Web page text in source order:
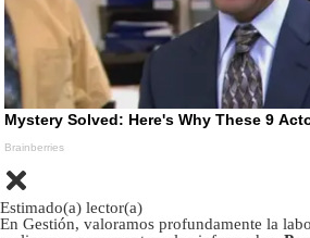
Estimado(a) lector(a)
En Gestión, valoramos profundamente la